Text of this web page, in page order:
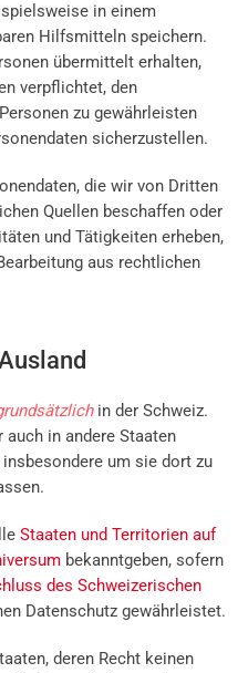
in einem
Hilfsmitteln speichern.
übermittelt erhalten,
verpflichtet, den
zu gewährleisten
sicherzustellen.
die wir von Dritten
Quellen beschaffen oder
und Tätigkeiten erheben,
aus rechtlichen
in der Schweiz.
auch in andere Staaten
um sie dort zu
Staaten und Territorien auf
bekanntgeben, sofern
des Schweizerischen
Datenschutz gewährleistet.
deren Recht keinen